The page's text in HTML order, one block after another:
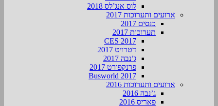
לוס אנג’לס 2018
ארועים ותערוכות 2017
כנסים 2017
תערוכות 2017
CES 2017
דטרויט 2017
ג’נבה 2017
פרנקפורט 2017
Busworld 2017
ארועים ותערוכות 2016
ג’נבה 2016
פאריס 2016